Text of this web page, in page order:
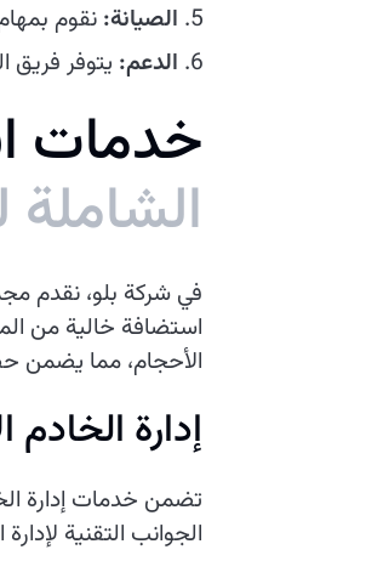
الصيانة: نقوم
الدعم: يتوفر فريق
خدمات ا
الشاملة
في شركة بلو، نقدم
استضافة خالية من
الأحجام، مما يضمن
إدارة الخادم
تضمن خدمات إدارة
الجوانب التقنية